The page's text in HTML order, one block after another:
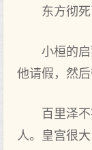
东方彻
小桓的
他请假，然
百里泽
人。皇宫很